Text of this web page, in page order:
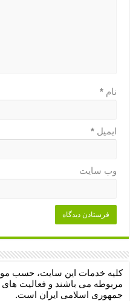
نام*
ایمیل*
وب‌ سایت
کلیه خدمات این سایت، حسب
مربوطه می باشند و فعالیت های
جمهوری اسلامی ایران است.